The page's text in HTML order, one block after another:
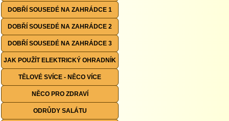
DOBŘÍ SOUSEDÉ NA ZAHRÁDCE 1
DOBŘÍ SOUSEDÉ NA ZAHRÁDCE 2
DOBŘÍ SOUSEDÉ NA ZAHRÁDCE 3
JAK POUŽÍT ELEKTRICKÝ OHRADNÍK
TĚLOVÉ SVÍCE - NĚCO VÍCE
NĚCO PRO ZDRAVÍ
ODRŮDY SALÁTU